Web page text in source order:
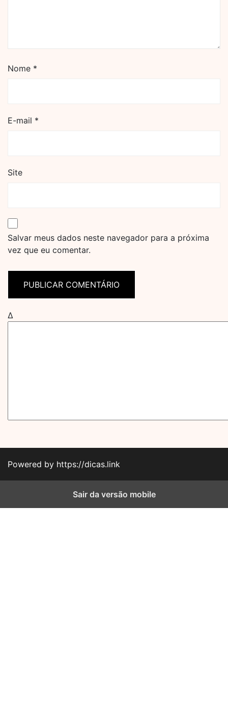
Nome *
E-mail *
Site
Salvar meus dados neste navegador para a próxima
vez que eu comentar.
Δ
Powered by https://dicas.link
Sair da versão mobile